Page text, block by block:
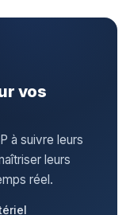
vos
à suivre leurs
leurs
réel.